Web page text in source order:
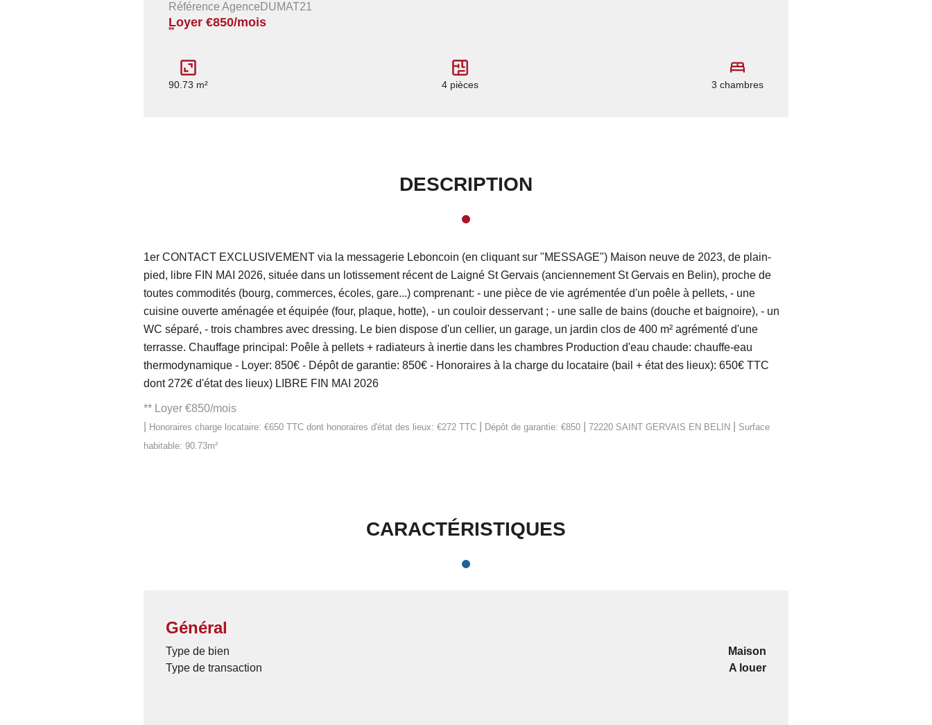
Référence AgenceDUMAT21
Loyer €850/mois
**
90.73 m² 4 pièces 3 chambres
DESCRIPTION
1er CONTACT EXCLUSIVEMENT via la messagerie Leboncoin (en cliquant sur "MESSAGE") Maison neuve de 2023, de plain-
pied, libre FIN MAI 2026, située dans un lotissement récent de Laigné St Gervais (anciennement St Gervais en Belin), proche de
toutes commodités (bourg, commerces, écoles, gare...) comprenant: - une pièce de vie agrémentée d'un poêle à pellets, - une
cuisine ouverte aménagée et équipée (four, plaque, hotte), - un couloir desservant ; - une salle de bains (douche et baignoire), - un
WC séparé, - trois chambres avec dressing. Le bien dispose d'un cellier, un garage, un jardin clos de 400 m² agrémenté d'une
terrasse. Chauffage principal: Poêle à pellets + radiateurs à inertie dans les chambres Production d'eau chaude: chauffe-eau
thermodynamique - Loyer: 850€ - Dépôt de garantie: 850€ - Honoraires à la charge du locataire (bail + état des lieux): 650€ TTC
dont 272€ d'état des lieux) LIBRE FIN MAI 2026
** Loyer €850/mois
Honoraires charge locataire: €650 TTC dont honoraires d'état des lieux: €272 TTC Dépôt de garantie: €850 72220 SAINT GERVAIS EN BELIN
Surface
habitable: 90.73m²
CARACTÉRISTIQUES
Général
Type de bien
Maison
Type de transaction
A louer